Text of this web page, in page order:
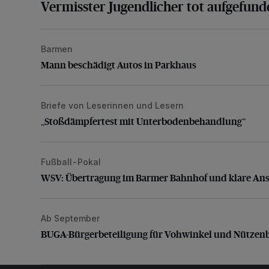
Vermisster Jugendlicher tot
Mann beschädigt Autos in Parkhaus
Barmen
Mann beschädigt Autos in Parkhaus
„Stoßdämpfertest mit Unterbodenbehandlung“
Briefe von Leserinnen und Lesern
„Stoßdämpfertest mit Unterbodenbehandlung“
WSV: Übertragung im Barmer Bahnhof und klare
Fußball-Pokal
WSV: Übertragung im Barmer Bahnhof und klare
BUGA-Bürgerbeteiligung für Vohwinkel und
Ab September
BUGA-Bürgerbeteiligung für Vohwinkel und